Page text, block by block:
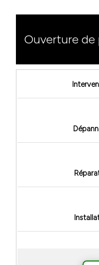
Ouverture de